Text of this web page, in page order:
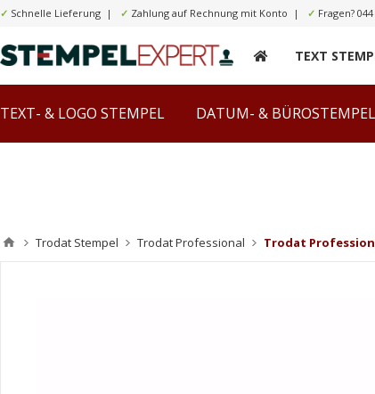
✓ Schnelle Lieferung | ✓ Zahlung auf Rechnung mit Konto | ✓ Fragen?
TEXT
TEXT- & LOGO STEMPEL DATUM- & BÜROSTEMPEL
Trodat Stempel Trodat Professional Trodat